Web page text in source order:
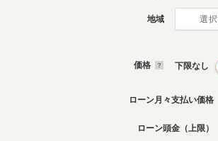
地域 選
価格 下限なし
ローン月々支払い価格
ローン頭金（上限）